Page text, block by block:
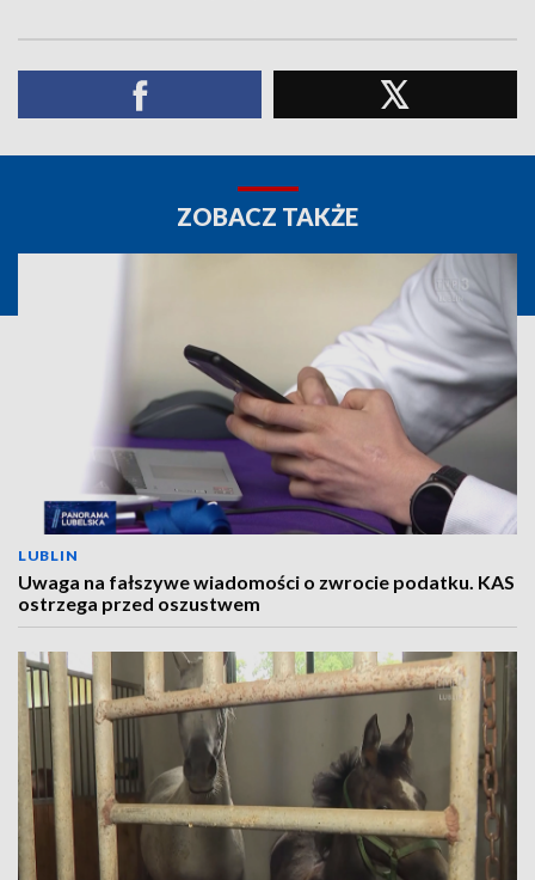
ZOBACZ TAKŻE
LUBLIN
Uwaga na fałszywe wiadomości o zwrocie podatku. KAS
ostrzega przed oszustwem